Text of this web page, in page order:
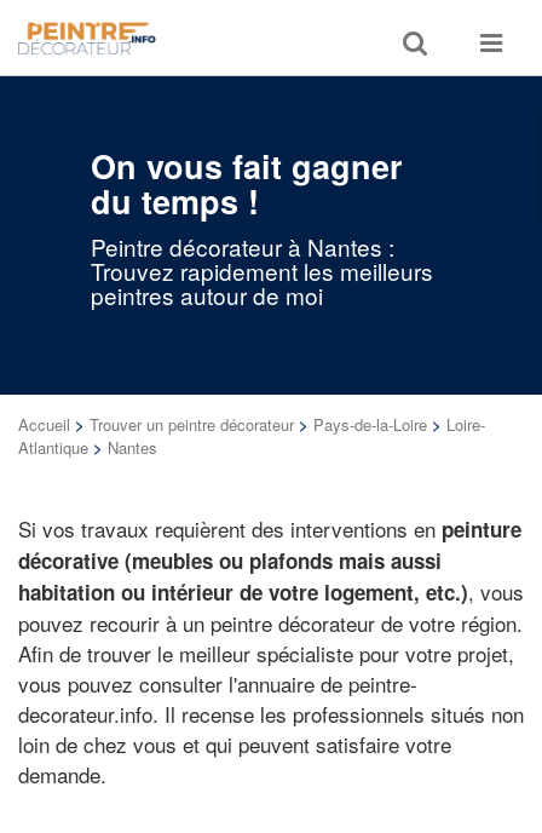
Toggle
search
Toggle
On vous fait gagner
du temps !
Peintre décorateur à Nantes :
Trouvez rapidement les meilleurs
peintres autour de moi
Accueil > Trouver un peintre décorateur > Pays-de-la-Loire > Loire-
Atlantique > Nantes
Si vos travaux requièrent des interventions en peinture
décorative (meubles ou plafonds mais aussi
habitation ou intérieur de votre logement, etc.), vous
pouvez recourir à un peintre décorateur de votre région.
Afin de trouver le meilleur spécialiste pour votre projet,
vous pouvez consulter l'annuaire de peintre-
decorateur.info. Il recense les professionnels situés non
loin de chez vous et qui peuvent satisfaire votre
demande.